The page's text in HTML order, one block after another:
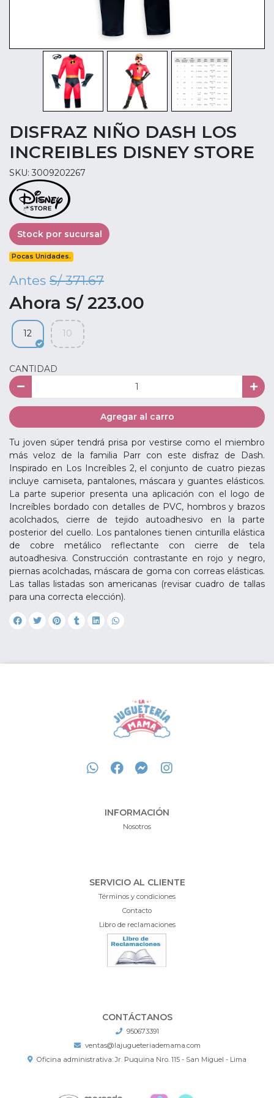
DISFRAZ NIÑO DASH LOS
INCREIBLES DISNEY STORE
SKU: 3009202267
Stock por sucursal
Pocas Unidades.
Antes S/ 371.67
Ahora S/ 223.00
12 10
CANTIDAD
Agregar al carro
Tu joven súper tendrá prisa por vestirse como el miembro
más veloz de la familia Parr con este disfraz de Dash.
Inspirado en Los Increíbles 2, el conjunto de cuatro piezas
incluye camiseta, pantalones, máscara y guantes elásticos.
La parte superior presenta una aplicación con el logo de
Increíbles bordado con detalles de PVC, hombros y brazos
acolchados, cierre de tejido autoadhesivo en la parte
posterior del cuello. Los pantalones tienen cinturilla elástica
de cobre metálico reflectante con cierre de tela
autoadhesiva. Construcción contrastante en rojo y negro,
piernas acolchadas, máscara de goma con correas elásticas.
Las tallas listadas son americanas (revisar cuadro de tallas
para una correcta elección).
INFORMACIÓN
Nosotros
SERVICIO AL CLIENTE
Términos y condiciones
Contacto
Libro de reclamaciones
CONTÁCTANOS
950673391
ventas@lajugueteriademama.com
Oficina administrativa: Jr. Puquina Nro. 115 - San Miguel - Lima